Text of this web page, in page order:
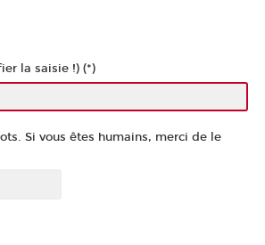
la saisie !) (*)
Si vous êtes humains, merci de le